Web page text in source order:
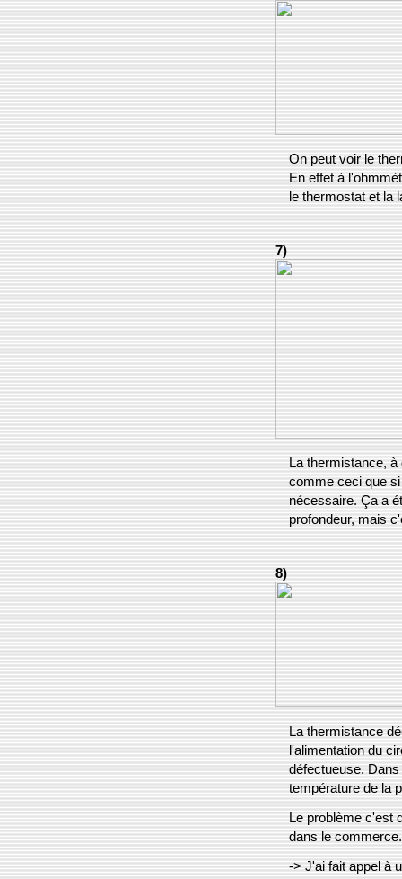
On peut voir le
En effet à
le thermostat et la
7)
La thermistance, à
comme ceci que
nécessaire. Ça a
profondeur, mais
8)
La thermistance
l'alimentation du
défectueuse.
température de la
Le problème c'est
dans le commerce.
-> J'ai fait appel à